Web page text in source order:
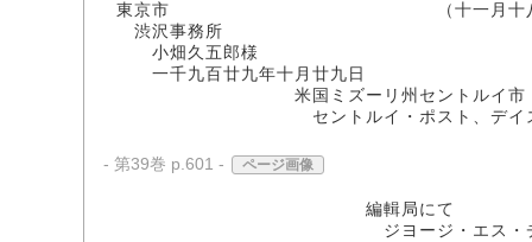
東京市 （十一月十八日
渋沢事務所
小畑久五郎様
一千九百廿九年十月廿九日
米国ミズーリ州セントルイ市
セントルイ・ポスト、デイスパ
- 第39巻 p.601 - ページ画像
編輯局にて
ジヨージ・エス・ヂヨ